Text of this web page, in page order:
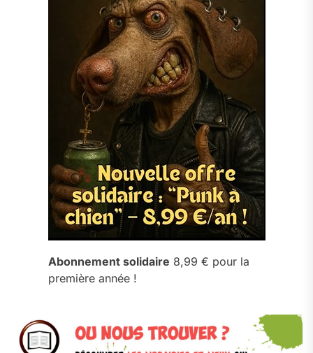
Abonnement solidaire 8,99 € pour la
première année !